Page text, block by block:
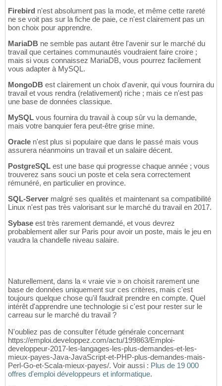
Firebird n'est absolument pas la mode, et même cette rareté
ne se voit pas sur la fiche de paie, ce n'est clairement pas un
bon choix pour apprendre.
MariaDB ne semble pas autant être l'avenir sur le marché du
travail que certaines communautés voudraient faire croire ;
mais si vous connaissez MariaDB, vous pourrez facilement
vous adapter à MySQL.
MongoDB est clairement un choix d'avenir, qui vous fournira du
travail et vous rendra (relativement) riche ; mais ce n'est pas
une base de données classique.
MySQL vous fournira du travail à coup sûr vu la demande,
mais votre banquier fera peut-être grise mine.
Oracle n'est plus si populaire que dans le passé mais vous
assurera néanmoins un travail et un salaire décent.
PostgreSQL est une base qui progresse chaque année ; vous
trouverez sans souci un poste et cela sera correctement
rémunéré, en particulier en province.
SQL-Server malgré ses qualités et maintenant sa compatibilité
Linux n'est pas très valorisant sur le marché du travail en 2017.
Sybase est très rarement demandé, et vous devrez
probablement aller sur Paris pour avoir un poste, mais le jeu en
vaudra la chandelle niveau salaire.
Naturellement, dans la « vraie vie » on choisit rarement une
base de données uniquement sur ces critères, mais c'est
toujours quelque chose qu'il faudrait prendre en compte. Quel
intérêt d'apprendre une technologie si c'est pour rester sur le
carreau sur le marché du travail ?
N'oubliez pas de consulter l'étude générale concernant
https://emploi.developpez.com/actu/199863/Emploi-
developpeur-2017-les-langages-les-plus-demandes-et-les-
mieux-payes-Java-JavaScript-et-PHP-plus-demandes-mais-
Perl-Go-et-Scala-mieux-payes/. Voir aussi : Plus de 19 000
offres d'emploi développeurs et informatique.